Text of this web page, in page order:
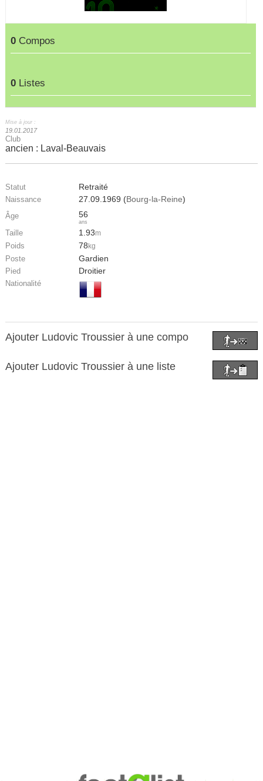
0 Compos
0 Listes
Mise à jour :
19.01.2017
Club
ancien : Laval-Beauvais
Statut Retraité
Naissance 27.09.1969 (Bourg-la-Reine)
Âge 56
ans
Taille 1.93m
Poids 78 kg
Poste Gardien
Pied Droitier
Nationalité
Ajouter Ludovic Troussier à une compo
Ajouter Ludovic Troussier à une liste